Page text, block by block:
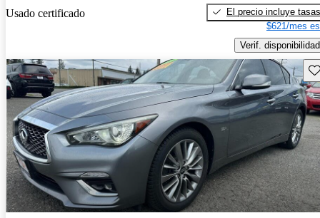
Usado certificado
El precio incluye tasas
$621/mes
Verif. disponibilidad